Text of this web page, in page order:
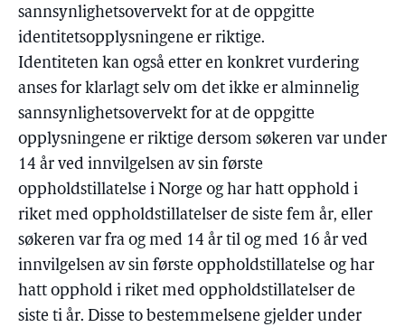
sannsynlighetsovervekt for at de oppgitte
identitetsopplysningene er riktige.
Identiteten kan også etter en konkret vurdering
anses for klarlagt selv om det ikke er alminnelig
sannsynlighetsovervekt for at de oppgitte
opplysningene er riktige dersom søkeren var under
14 år ved innvilgelsen av sin første
oppholdstillatelse i Norge og har hatt opphold i
riket med oppholdstillatelser de siste fem år, eller
søkeren var fra og med 14 år til og med 16 år ved
innvilgelsen av sin første oppholdstillatelse og har
hatt opphold i riket med oppholdstillatelser de
siste ti år. Disse to bestemmelsene gjelder under